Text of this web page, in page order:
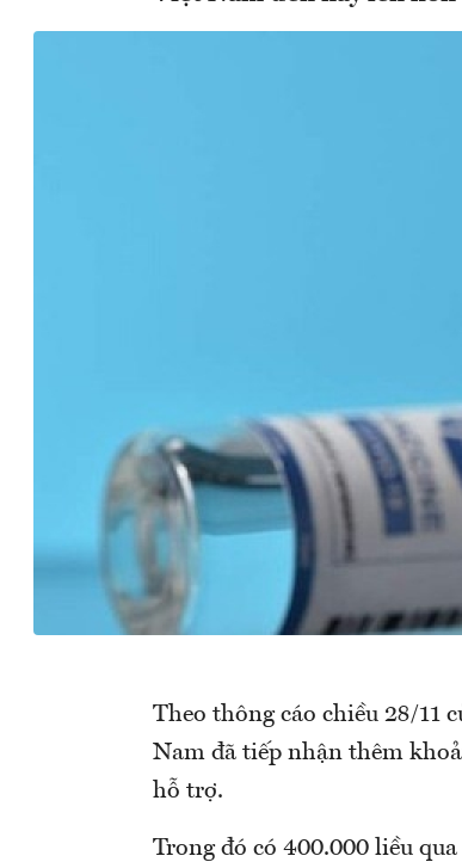
Theo thông cáo chiều 28/11
Nam đã tiếp nhận thêm
hỗ trợ.
Trong đó có 400.000 liều